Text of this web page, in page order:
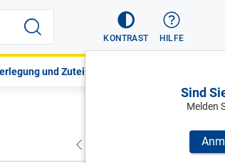
KONTRAST HILFE
Sind
Melden
und Zuteilung de...
NÄCHSTER